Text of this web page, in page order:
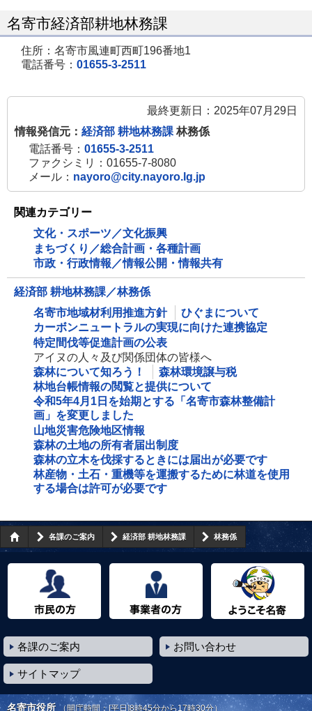
名寄市経済部耕地林務課
住所：名寄市風連町西町196番地1
電話番号： 01655-3-2511
最終更新日：2025年07月29日
情報発信元： 経済部 耕地林務課 林務係
電話番号： 01655-3-2511
ファクシミリ：01655-7-8080
メール： nayoro@city.nayoro.lg.jp
関連カテゴリー
文化・スポーツ／文化振興
まちづくり／総合計画・各種計画
市政・行政情報／情報公開・情報共有
経済部 耕地林務課／林務係
名寄市地域材利用推進方針
ひぐまについて
カーボンニュートラルの実現に向けた連携協定
特定間伐等促進計画の公表
アイヌの人々及び関係団体の皆様へ
森林について知ろう！
森林環境譲与税
林地台帳情報の閲覧と提供について
令和5年4月1日を始期とする「名寄市森林整備計
画」を変更しました
山地災害危険地区情報
森林の土地の所有者届出制度
森林の立木を伐採するときには届出が必要です
林産物・土石・重機等を運搬するために林道を使用
する場合は許可が必要です
各課のご案内 経済部 耕地林務課 林務係
各課のご案内 お問い合わせ
サイトマップ
名寄市役所 （開庁時間：[平日]8時45分から17時30分）